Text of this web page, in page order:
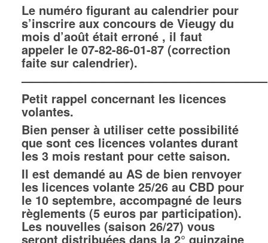
Le numéro figurant au calendrier pour
s’inscrire aux concours de Vieugy du
mois d’août était erroné , il faut
appeler le 07-82-86-01-87 (correction
faite sur calendrier).
————————————————————–
Petit rappel concernant les licences
volantes.
Bien penser à utiliser cette possibilité
que sont ces licences volantes durant
les 3 mois restant pour cette saison.
Il est demandé au AS de bien renvoyer
les licences volante 25/26 au CBD pour
le 10 septembre, accompagné de leurs
règlements (5 euros par participation).
Les nouvelles (saison 26/27) vous
seront distribuées dans la 2° quinzaine